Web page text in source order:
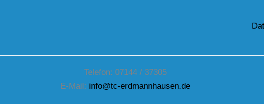
Telefon: 07144 / 37305
E-Mail: info@tc-erdmannhausen.de